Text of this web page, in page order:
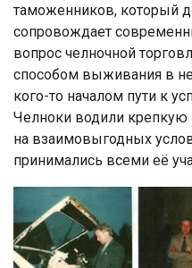
таможенников, который
сопровождает
вопрос челночной
способом выживания в
кого-то началом пути к
Челноки водили
на взаимовыгодных
принимались всеми её